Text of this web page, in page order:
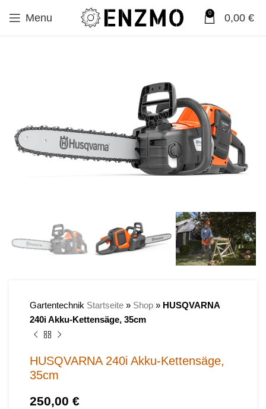
Menu 0 0,00 €
Gartentechnik Startseite » Shop » HUSQVARNA
240i Akku-Kettensäge, 35cm
HUSQVARNA 240i Akku-Kettensäge,
35cm
€